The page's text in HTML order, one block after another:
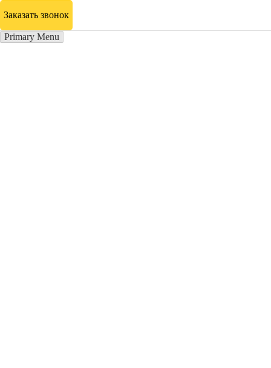
Заказать звонок
Primary Menu